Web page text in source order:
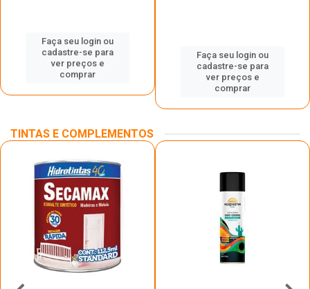
Faça seu login ou
cadastre-se para
ver preços e
comprar
Faça seu login ou
cadastre-se para
ver preços e
comprar
TINTAS E COMPLEMENTOS